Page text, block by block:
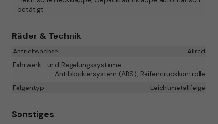
betätigt
Räder & Technik
Antriebsachse
Allrad
Fahrwerk- und Regelungssysteme
Antiblockiersystem (ABS), Reifendruckkontrolle
Felgentyp
Leichtmetallfelge
Sonstiges